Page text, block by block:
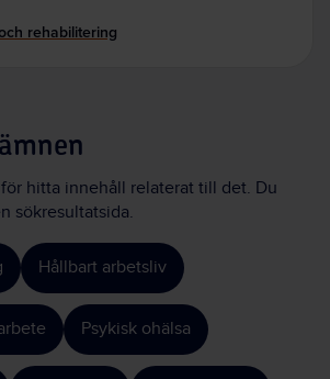
rehabilitering
hitta innehåll relaterat till det. Du
sökresultatsida.
Hållbart arbetsliv
Psykisk ohälsa